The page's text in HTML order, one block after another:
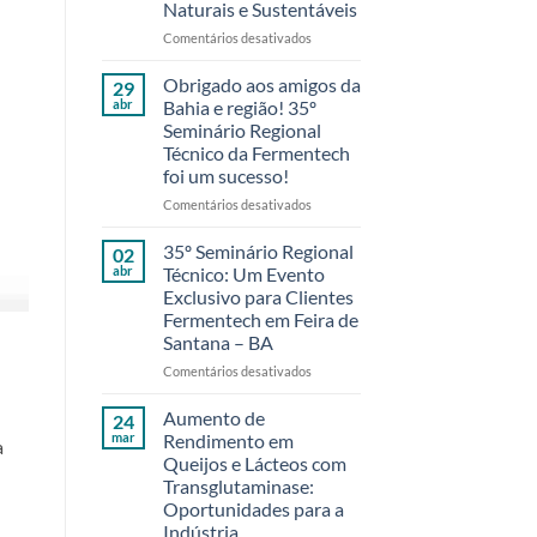
Naturais e Sustentáveis
Comentários desativadosem
Desperdício
Laticínios
com
Naturais
29
abr
Obrigado aos amigos da
Bahia e região! 35º
Seminário Regional
Técnico da Fermentech
foi um sucesso!
Comentários desativadosem
aos
amigos
da
Bahia
e
35º
Fermentech
foi
um
02
abr
35º Seminário Regional
Técnico: Um Evento
Exclusivo para Clientes
Fermentech em Feira de
Santana – BA
Comentários desativadosem
Um
Evento
Exclusivo
24
mar
Aumento de
Rendimento em
Queijos e Lácteos com
Transglutaminase:
Oportunidades para a
Indústria